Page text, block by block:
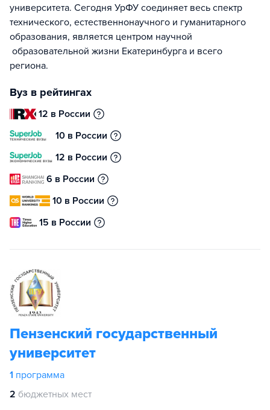
университета. Сегодня УрФУ соединяет весь спектр
технического, естественнонаучного и гуманитарного
образования, является центром научной
образовательной жизни Екатеринбурга и всего
региона.
Вуз в рейтингах
12 в России
10 в России
12 в России
6 в России
10 в России
15 в России
Пензенский государственный
университет
1 программа
2 бюджетных мест